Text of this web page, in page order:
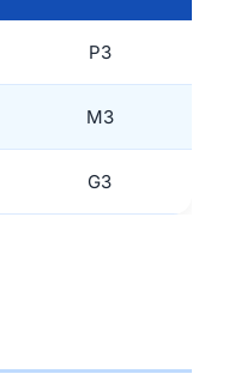
P3
M3
G3